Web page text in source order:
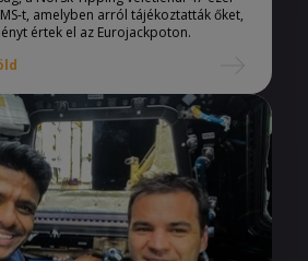
t, amelyben arról tájékoztatták őket,
értek el az Eurojackpoton.